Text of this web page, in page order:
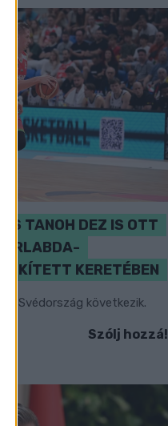
TANOH DEZ IS OTT
KERETÉBEN
Svédország következik.
Szólj hozzá!